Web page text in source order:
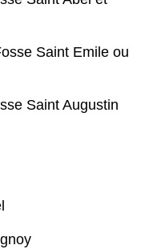
Saint Emile ou
Saint Augustin